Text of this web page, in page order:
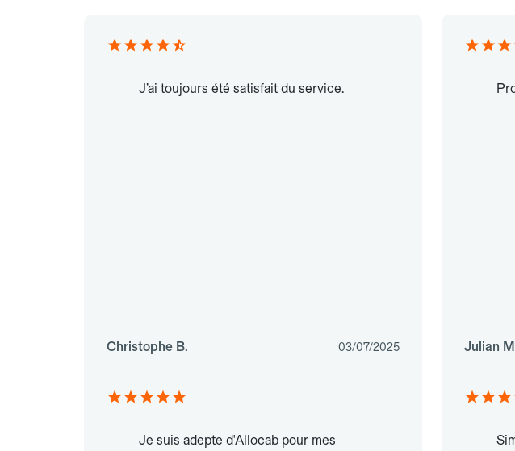
J’ai toujours été satisfait du service.
Christophe B. 03/07/2025 Julian
Je suis adepte d'Allocab pour mes